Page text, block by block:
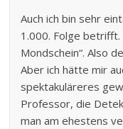
Auch ich bin sehr
1.000. Folge
Mondschein“. Also
Aber ich hätte mir
spektakuläreres
Professor, die
man am ehestens